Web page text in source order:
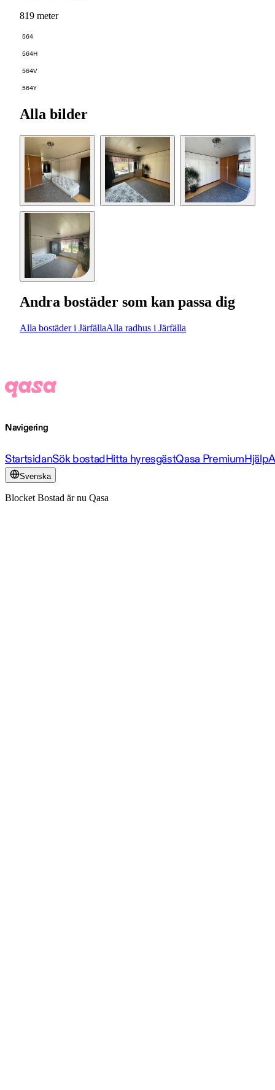
819 meter
564
564H
564V
564Y
Alla bilder
Andra bostäder som kan passa dig
Alla bostäder i JärfällaAlla radhus i Järfälla
Navigering
StartsidanSök bostadHitta hyresgästQasa PremiumHjälp
Svenska
Blocket Bostad är nu Qasa